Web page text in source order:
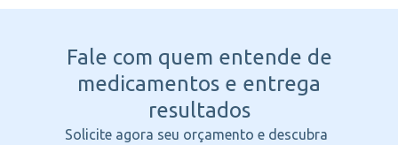
Fale com quem entende de
medicamentos e entrega
resultados
Solicite agora seu orçamento e descubra